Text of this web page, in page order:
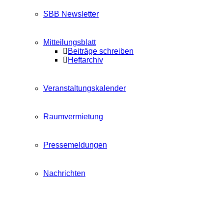
SBB Newsletter
Mitteilungsblatt
Beiträge schreiben
Heftarchiv
Veranstaltungskalender
Raumvermietung
Pressemeldungen
Nachrichten